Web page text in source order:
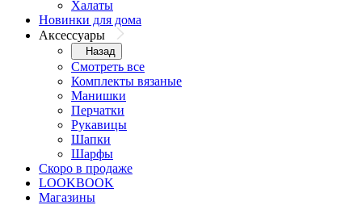
Халаты
Новинки для дома
Аксессуары
Назад
Смотреть все
Комплекты вязаные
Манишки
Перчатки
Рукавицы
Шапки
Шарфы
Скоро в продаже
LOOKBOOK
Магазины